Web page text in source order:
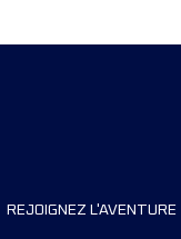
REJOIGNEZ L'AVENTURE